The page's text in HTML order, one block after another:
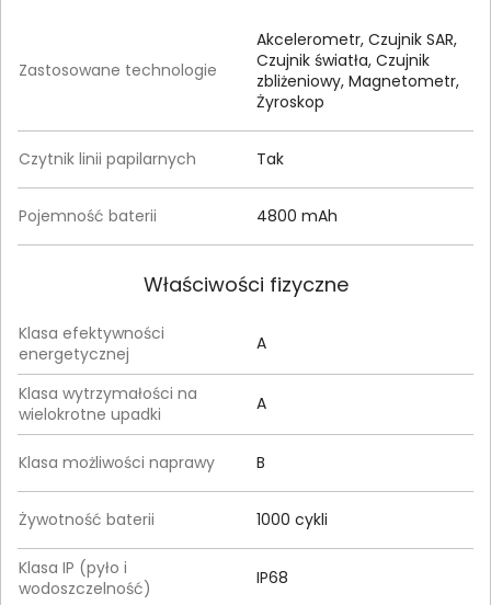
Zastosowane technologie
Akcelerometr, Czujnik SAR,
Czujnik światła, Czujnik
zbliżeniowy, Magnetometr,
Żyroskop
Czytnik linii papilarnych Tak
Pojemność baterii 4800 mAh
Właściwości fizyczne
Klasa efektywności
energetycznej
A
Klasa wytrzymałości na
wielokrotne upadki
A
Klasa możliwości naprawy B
Żywotność baterii 1000 cykli
Klasa IP (pyło i
wodoszczelność)
IP68